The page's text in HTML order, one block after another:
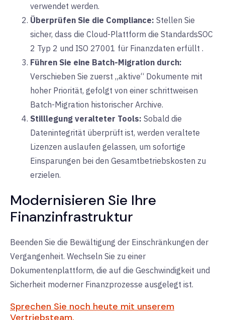
verwendet werden.
Überprüfen Sie die Compliance: Stellen Sie
sicher, dass die Cloud-Plattform die StandardsSOC
2 Typ 2 und ISO 27001 für Finanzdaten erfüllt .
Führen Sie eine Batch-Migration durch:
Verschieben Sie zuerst „aktive“ Dokumente mit
hoher Priorität, gefolgt von einer schrittweisen
Batch-Migration historischer Archive.
Stilllegung veralteter Tools: Sobald die
Datenintegrität überprüft ist, werden veraltete
Lizenzen auslaufen gelassen, um sofortige
Einsparungen bei den Gesamtbetriebskosten zu
erzielen.
Modernisieren Sie Ihre
Finanzinfrastruktur
Beenden Sie die Bewältigung der Einschränkungen der
Vergangenheit. Wechseln Sie zu einer
Dokumentenplattform, die auf die Geschwindigkeit und
Sicherheit moderner Finanzprozesse ausgelegt ist.
Sprechen Sie noch heute mit unserem
Vertriebsteam.